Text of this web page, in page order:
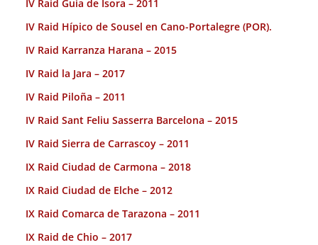
IV Raid Guia de Isora – 2011
IV Raid Hípico de Sousel en Cano-Portalegre (POR).
IV Raid Karranza Harana – 2015
IV Raid la Jara – 2017
IV Raid Piloña – 2011
IV Raid Sant Feliu Sasserra Barcelona – 2015
IV Raid Sierra de Carrascoy – 2011
IX Raid Ciudad de Carmona – 2018
IX Raid Ciudad de Elche – 2012
IX Raid Comarca de Tarazona – 2011
IX Raid de Chio – 2017